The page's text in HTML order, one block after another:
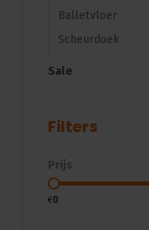
Balletvloer
Scheurdoek
Sale
Filters
Prijs
€0